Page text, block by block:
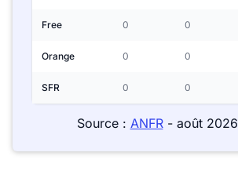
Free 0 0
Orange 0 0
SFR 0 0
Source : ANFR- août 2026